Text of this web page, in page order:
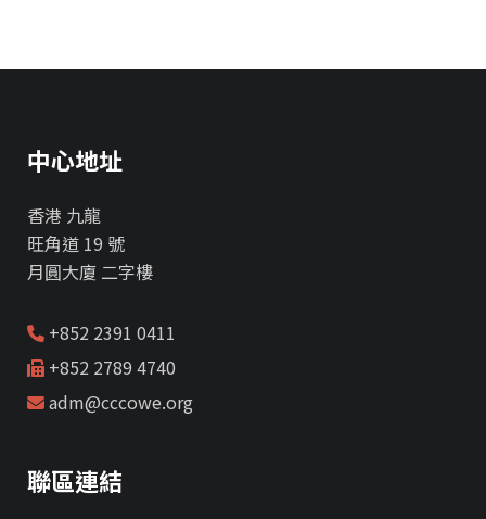
中心地址
香港 九龍
旺角道 19 號
月圓大廈 二字樓
+852 2391 0411
+852 2789 4740
adm@cccowe.org
聯區連結